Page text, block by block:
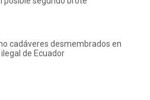
cadáveres desmembrados en
de Ecuador